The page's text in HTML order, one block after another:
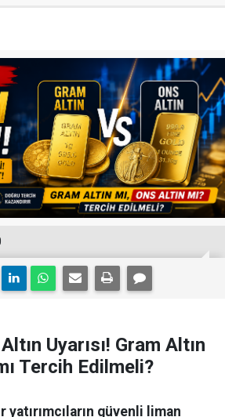
Uyarısı! Gram Altın
Tercih Edilmeli?
yatırımcıların güvenli liman